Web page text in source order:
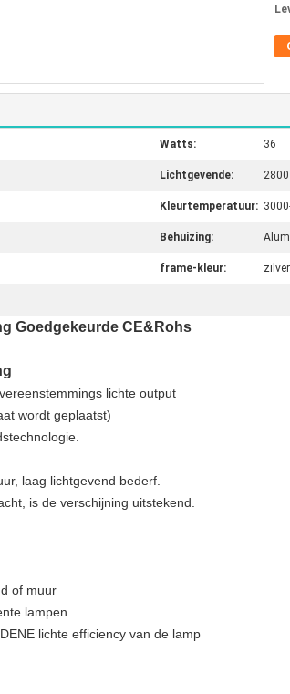
Watts: 36
Lichtgevende: 2800
Kleurtemperatuur:
Behuizing:
frame-kleur:
Goedgekeurde CE&Rohs
lichte output
wordt geplaatst)
laag lichtgevend bederf.
is de verschijning uitstekend.
of muur
lampen
lichte efficiency van de lamp